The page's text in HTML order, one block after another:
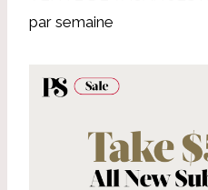
par semaine